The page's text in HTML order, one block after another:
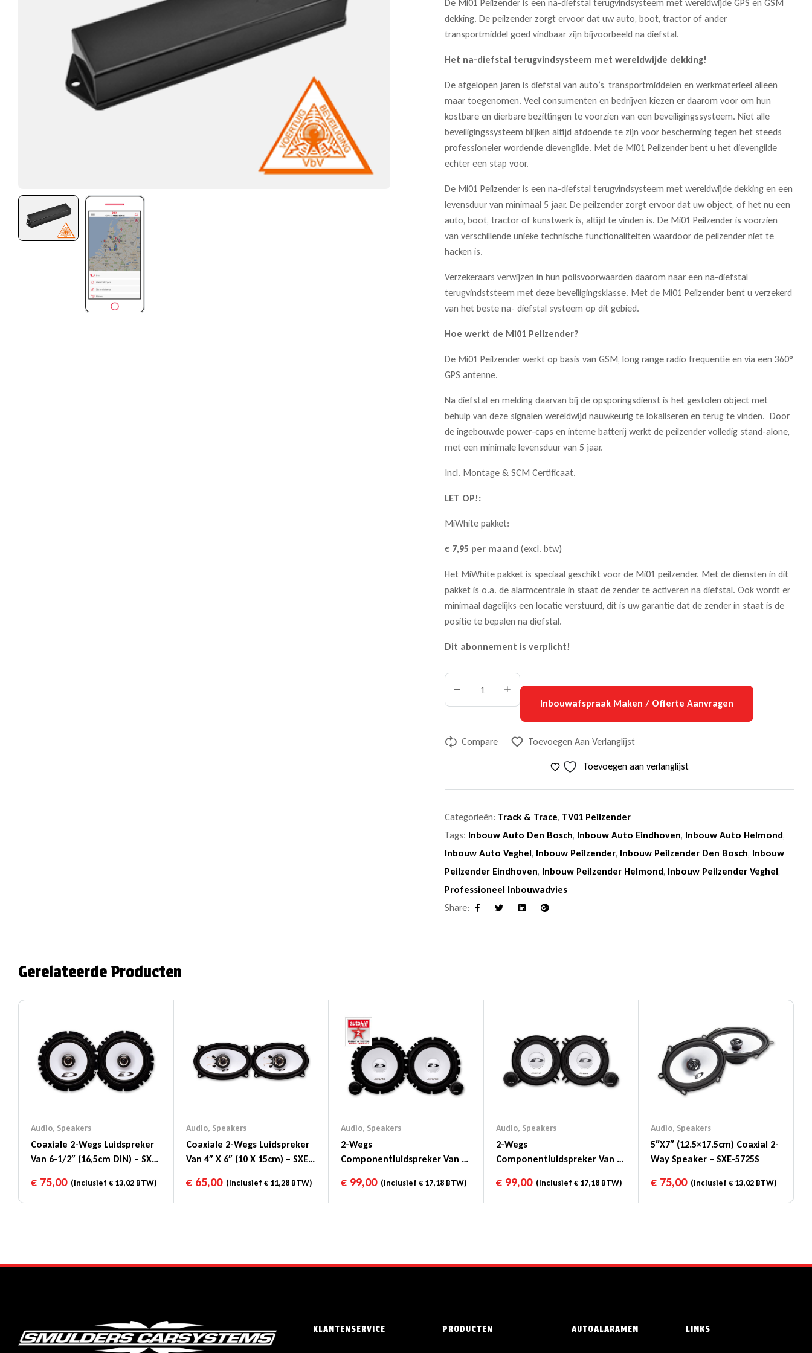
De Mi01 Peilzender is een na-diefstal terugvindsysteem met wereldwijde GPS en GSM
dekking. De peilzender zorgt ervoor dat uw auto, boot, tractor of ander
transportmiddel goed vindbaar zijn bijvoorbeeld na diefstal.
Het na-diefstal terugvindsysteem met wereldwijde dekking!
De afgelopen jaren is diefstal van auto’s, transportmiddelen en werkmaterieel alleen
maar toegenomen. Veel consumenten en bedrijven kiezen er daarom voor om hun
kostbare en dierbare bezittingen te voorzien van een beveiligingssysteem. Niet alle
beveiligingssysteem blijken altijd afdoende te zijn voor bescherming tegen het steeds
professioneler wordende dievengilde. Met de Mi01 Peilzender bent u het dievengilde
echter een stap voor.
De Mi01 Peilzender is een na-diefstal terugvindsysteem met wereldwijde dekking en een
levensduur van minimaal 5 jaar. De peilzender zorgt ervoor dat uw object, of het nu een
auto, boot, tractor of kunstwerk is, altijd te vinden is. De Mi01 Peilzender is voorzien
van verschillende unieke technische functionaliteiten waardoor de peilzender niet te
hacken is.
Verzekeraars verwijzen in hun polisvoorwaarden daarom naar een na-diefstal
terugvindststeem met deze beveiligingsklasse. Met de Mi01 Peilzender bent u verzekerd
van het beste na- diefstal systeem op dit gebied.
Hoe werkt de Mi01 Peilzender?
De Mi01 Peilzender werkt op basis van GSM, long range radio frequentie en via een 360°
GPS antenne.
Na diefstal en melding daarvan bij de opsporingsdienst is het gestolen object met
behulp van deze signalen wereldwijd nauwkeurig te lokaliseren en terug te vinden. Door
de ingebouwde power-caps en interne batterij werkt de peilzender volledig stand-alone,
met een minimale levensduur van 5 jaar.
Incl. Montage & SCM Certificaat.
LET OP!:
MiWhite pakket:
€ 7,95 per maand (excl. btw)
Het MiWhite pakket is speciaal geschikt voor de Mi01 peilzender. Met de diensten in dit
pakket is o.a. de alarmcentrale in staat de zender te activeren na diefstal. Ook wordt er
minimaal dagelijks een locatie verstuurd, dit is uw garantie dat de zender in staat is de
positie te bepalen na diefstal.
Dit abonnement is verplicht!
Inbouwafspraak Maken / Offerte Aanvragen
Compare Toevoegen Aan Verlanglijst
Toevoegen aan verlanglijst
Categorieën: Track & Trace, TV01 Peilzender
Tags: Inbouw Auto Den Bosch, Inbouw Auto Eindhoven, Inbouw Auto Helmond,
Inbouw Auto Veghel, Inbouw Peilzender, Inbouw Peilzender Den Bosch, Inbouw
Peilzender Eindhoven, Inbouw Peilzender Helmond, Inbouw Peilzender Veghel,
Professioneel Inbouwadvies
Share:
Gerelateerde Producten
Audio, Speakers
Coaxiale 2-Wegs Luidspreker
Van 6-1/2″ (16,5cm DIN) – SXE-
€ 75,00(Inclusief € 13,02 BTW)
Audio, Speakers
Coaxiale 2-Wegs Luidspreker
Van 4″ X 6″ (10 X 15cm) – SXE-
€65,00(Inclusief €11,28BTW)
Audio, Speakers
2-Wegs
Componentluidspreker Van 6-
€ 99,00(Inclusief€ 17,18 BTW)
Audio, Speakers
2-Wegs
Componentluidspreker Van 5-
€99,00(Inclusief €17,18BTW)
Audio, Speakers
5″x7″ (12.5×17.5cm) Coaxial 2-
Way Speaker – SXE-5725S
€ 75,00(Inclusief€ 13,02 BTW)
KLANTENSERVICE PRODUCTEN AUTOALARAMEN LINKS